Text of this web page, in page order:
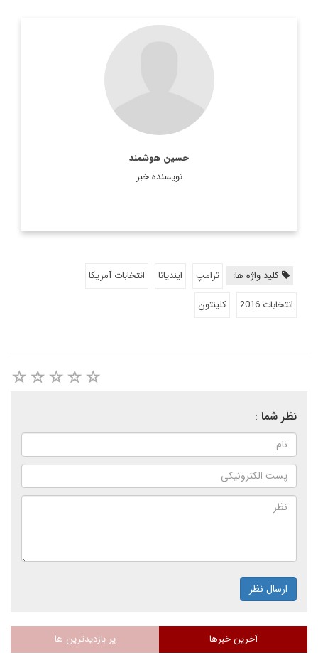
حسین هوشمند
نویسنده خبر
عضو هيئت تحريريه ديپلماسي ايراني
hossein. houshmand@gmail.com
اطلاعات بیشتر
کلید واژه ها: ترامپ ایندیانا
انتخابات آمریکا
انتخابات 2016
کلینتون
نظر شما :
ارسال نظر
آخرین خبرها پر بازدیدترین ها